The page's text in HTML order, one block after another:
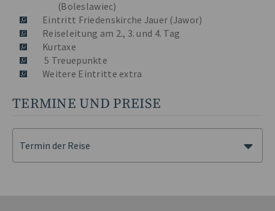
(Boleslawiec)
Eintritt Friedenskirche Jauer (Jawor)
Reiseleitung am 2., 3. und 4. Tag
Kurtaxe
5 Treuepunkte
Weitere Eintritte extra
TERMINE UND PREISE
Termin der Reise